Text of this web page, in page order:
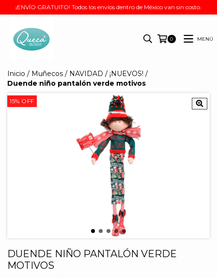
¡ENVÍO GRATUITO! Todos los envíos dentro de México van sin costo.
0 MENÚ
Inicio / Muñecos / NAVIDAD / ¡NUEVOS! /
Duende niño pantalón verde motivos
15% OFF
DUENDE NIÑO PANTALÓN VERDE
MOTIVOS